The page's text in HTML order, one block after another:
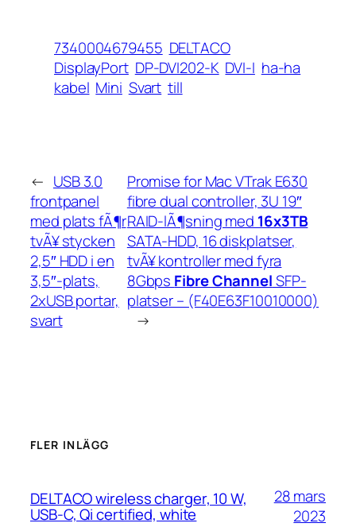
7340004679455 DELTACO
DisplayPort DP-DVI202-K DVI-I ha-ha
kabel Mini Svart till
← USB 3.0
frontpanel
med plats fÃ¶r
tvÃ¥ stycken
2,5″ HDD i en
3,5″-plats,
2xUSB portar,
svart
Promise for Mac VTrak E630
fibre dual controller, 3U 19″
RAID-lÃ¶sning med 16x3TB
SATA-HDD, 16 diskplatser,
tvÃ¥ kontroller med fyra
8Gbps Fibre ChannelSFP-
platser – (F40E63F10010000)
→
FLER INLÄGG
DELTACO wireless charger, 10 W,
USB-C, Qi certified, white
28 mars
2023